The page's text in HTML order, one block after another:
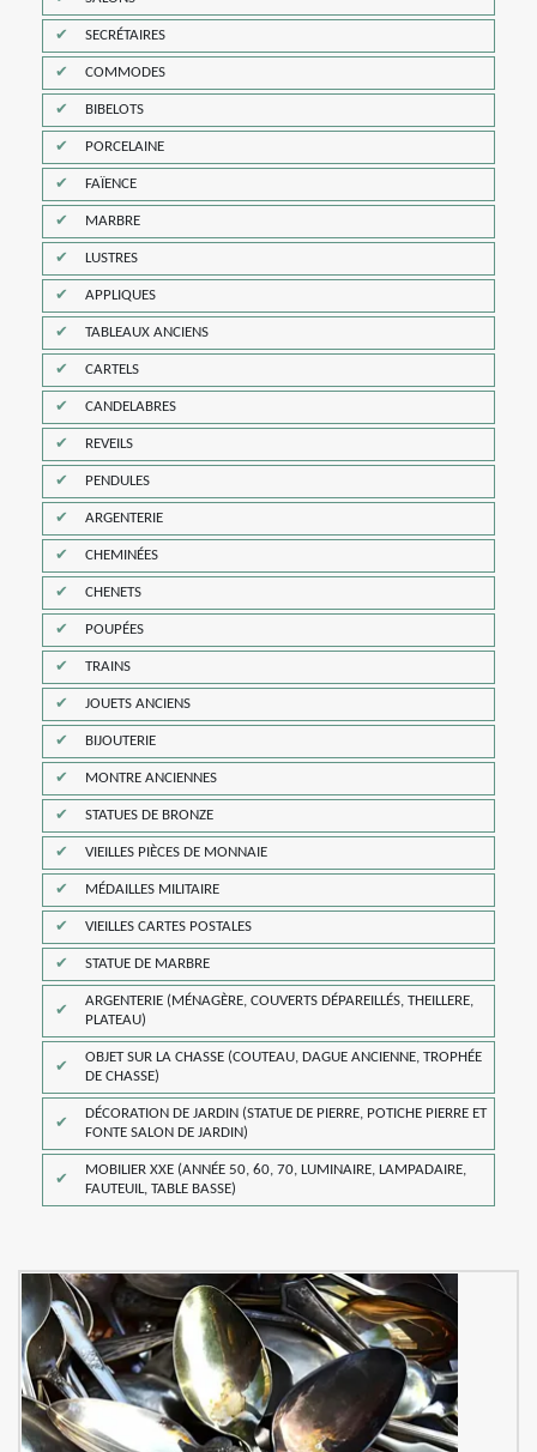
SECRÉTAIRES
COMMODES
BIBELOTS
PORCELAINE
FAÏENCE
MARBRE
LUSTRES
APPLIQUES
TABLEAUX ANCIENS
CARTELS
CANDELABRES
REVEILS
PENDULES
ARGENTERIE
CHEMINÉES
CHENETS
POUPÉES
TRAINS
JOUETS ANCIENS
BIJOUTERIE
MONTRE ANCIENNES
STATUES DE BRONZE
VIEILLES PIÈCES DE MONNAIE
MÉDAILLES MILITAIRE
VIEILLES CARTES POSTALES
STATUE DE MARBRE
ARGENTERIE (MÉNAGÈRE, COUVERTS DÉPAREILLÉS, THEILLERE,
PLATEAU)
OBJET SUR LA CHASSE (COUTEAU, DAGUE ANCIENNE, TROPHÉE
DE CHASSE)
DÉCORATION DE JARDIN (STATUE DE PIERRE, POTICHE PIERRE ET
FONTE SALON DE JARDIN)
MOBILIER XXE (ANNÉE 50, 60, 70, LUMINAIRE, LAMPADAIRE,
FAUTEUIL, TABLE BASSE)